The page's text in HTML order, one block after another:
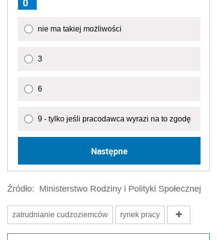
0
nie ma takiej możliwości
3
6
9 - tylko jeśli pracodawca wyrazi na to zgodę
Następne
Źródło: Ministerstwo Rodziny i Polityki Społecznej
zatrudnianie cudzoziemców rynek pracy